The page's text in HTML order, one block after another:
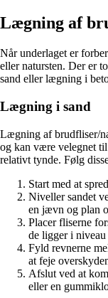
Lægning af
Når underlaget er
eller natursten. Der er
sand eller lægning i
Lægning i sand
Lægning af brudfliser/
og kan være velegnet til
relativt tynde. Følg
Start med at
Niveller sandet
en jævn og plan
Placer fliserne
de ligger i
Fyld revnerne
at feje
Afslut ved at
eller en